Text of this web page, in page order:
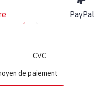
PayPal
CVC
de paiement